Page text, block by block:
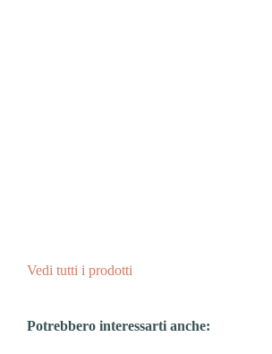
Vedi tutti i prodotti
Potrebbero interessarti anche: